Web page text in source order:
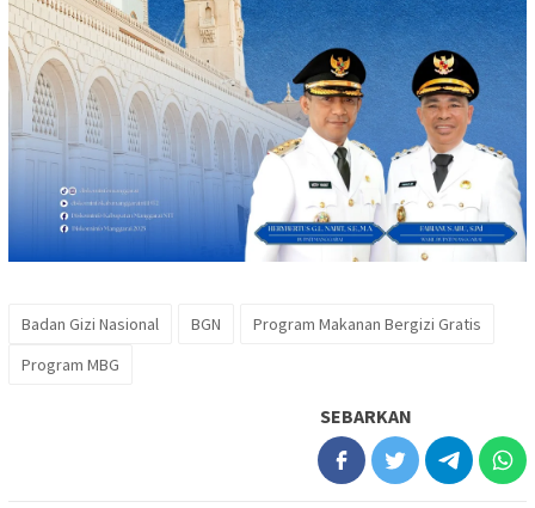
Badan Gizi Nasional BGN
Program Makanan Bergizi Gratis
Program MBG
SEBARKAN